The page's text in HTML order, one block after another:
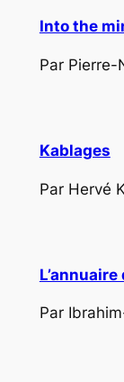
Into the
Par Pierre-
Kablages
Par Hervé
Par